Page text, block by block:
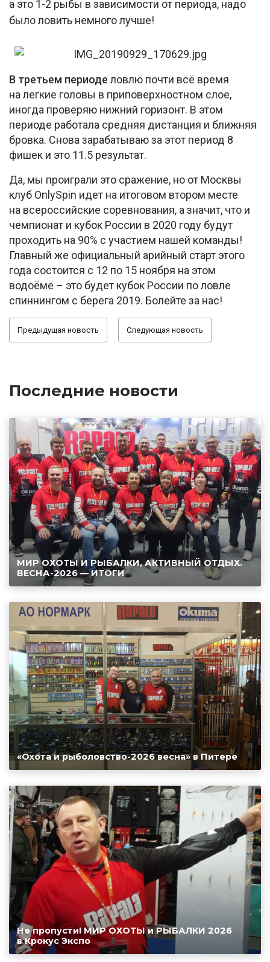
а это 1-2 рыбы в зависимости от периода, надо
было ловить немного лучше!
В третьем периоде ловлю почти всё время
на легкие головы в приповерхностном слое,
иногда проверяю нижний горизонт. В этом
периоде работала средняя дистанция и ближняя
бровка. Снова зарабатываю за этот период 8
фишек и это 11.5 результат.
Да, мы проиграли это сражение, но от Москвы
клуб OnlySpin идет на итоговом втором месте
на всероссийские соревнования, а значит, что и
чемпионат и кубок России в 2020 году будут
проходить на 90% с участием нашей команды!
Главный же официальный арийный старт этого
года состоится с 12 по 15 ноября на этом
водоёме – это будет кубок России по ловле
спиннингом с берега 2019. Болейте за нас!
Предыдущая новость Следующая новость
Последние новости
МИР ОХОТЫ И РЫБАЛКИ, АКТИВНЫЙ ОТДЫХ.
ВЕСНА-2026 — ИТОГИ
«Охота и рыболовство-2026 весна» в Питере
Не пропусти! МИР ОХОТЫ и РЫБАЛКИ 2026
в Крокус Экспо